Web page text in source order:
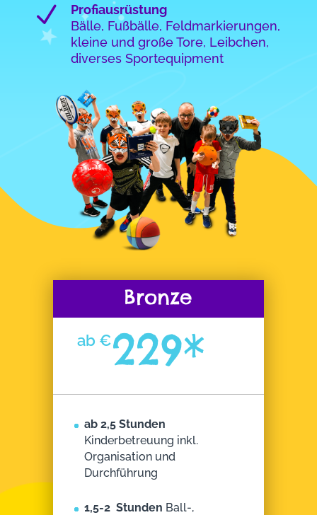
N
Profiausrüstung
Bälle, Fußbälle, Feldmarkierungen,
kleine und große Tore, Leibchen,
diverses Sportequipment
Bronze
ab €229*
ab 2,5 Stunden
Kinderbetreuung inkl.
Organisation und
Durchführung
1,5-2 Stunden Ball-,